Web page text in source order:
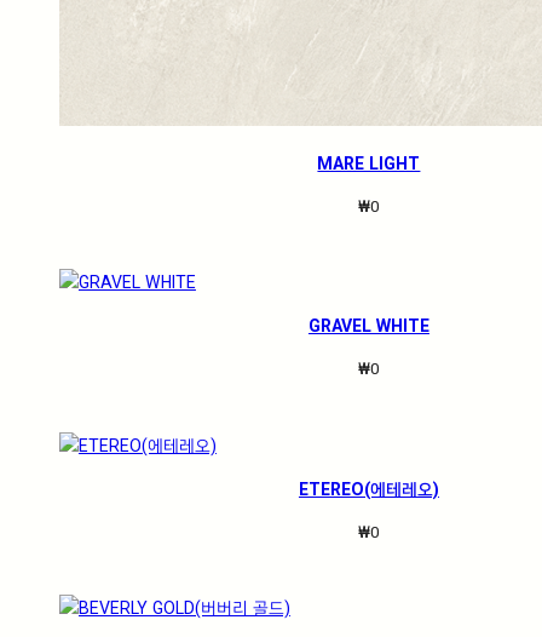
MARE LIGHT
₩0
GRAVEL WHITE
₩0
ETEREO(에테레오)
₩0